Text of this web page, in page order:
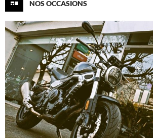
NOS OCCASIONS